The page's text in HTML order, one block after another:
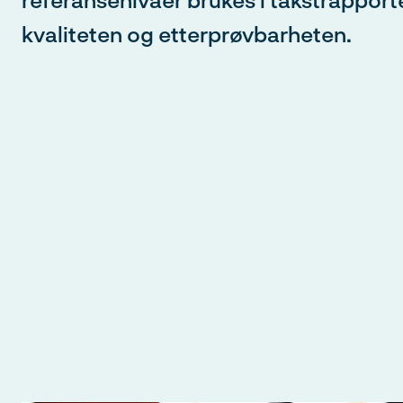
kvaliteten og etterprøvbarheten.
Hurtigpåmelding - Logg inn med
og passord hos Norsk takst og